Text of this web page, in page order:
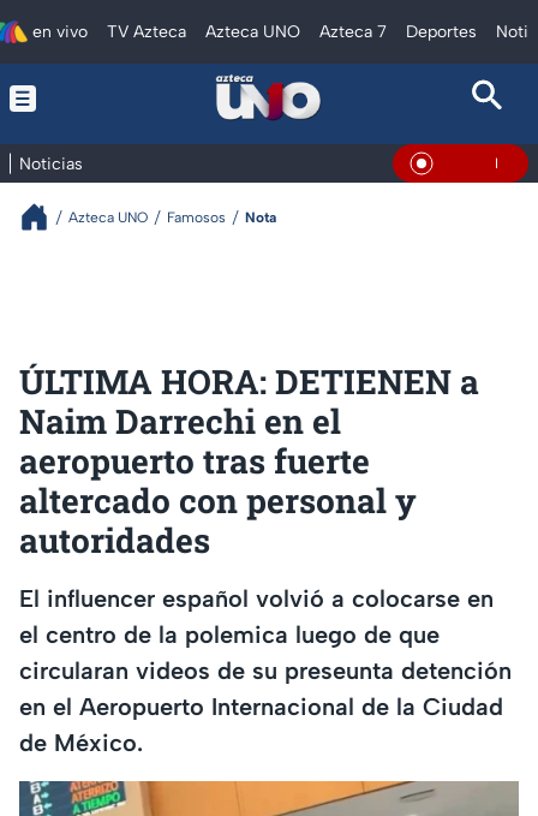
en vivo TV Azteca Azteca UNO Azteca 7 Deportes
Noticias En Vivo
Azteca UNO Famosos Nota
ÚLTIMA HORA: DETIENEN a
Naim Darrechi en el
aeropuerto tras fuerte
altercado con personal y
autoridades
El influencer español volvió a colocarse en
el centro de la polemica luego de que
circularan videos de su preseunta detención
en el Aeropuerto Internacional de la Ciudad
de México.